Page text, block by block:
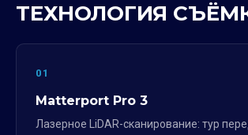
ТЕХНОЛОГИЯ
01
Matterport Pro 3
Лазерное LiDAR-сканирование: тур